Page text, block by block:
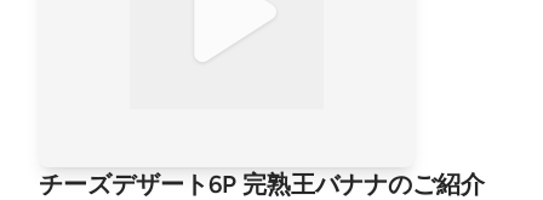
チーズデザート6P 完熟王バナナのご紹介